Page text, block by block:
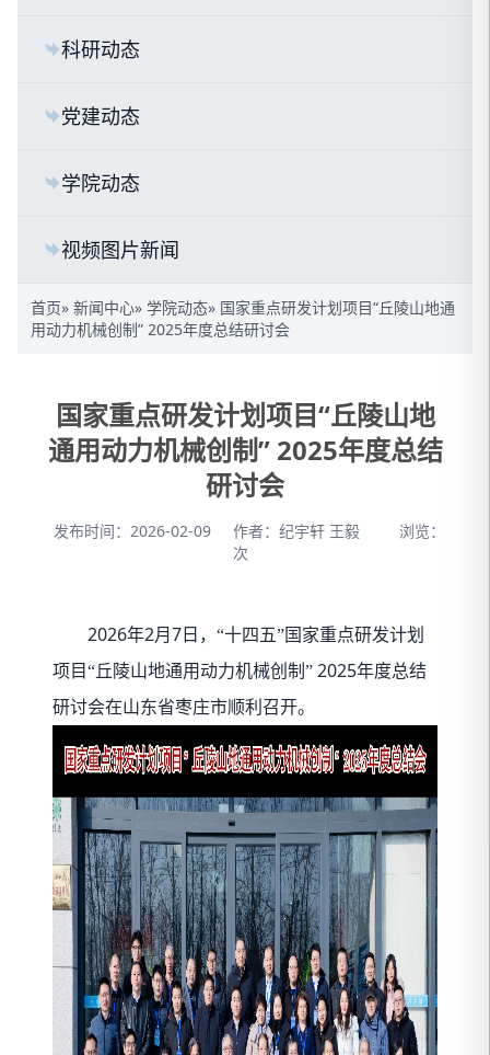
科研动态
党建动态
学院动态
视频图片新闻
首页» 新闻中心» 学院动态» 国家重点研发计划项目“丘陵山地通
用动力机械创制” 2025年度总结研讨会
国家重点研发计划项目“丘陵山地
通用动力机械创制” 2025年度总结
研讨会
发布时间：2026-02-09 作者：纪宇轩 王毅
浏览：
次
2026年2月 7 日，“十四五”国家重点研发计划
项目“丘陵山地通用动力机械创制” 2025年度总结
研讨会在山东省枣庄市顺利召开。